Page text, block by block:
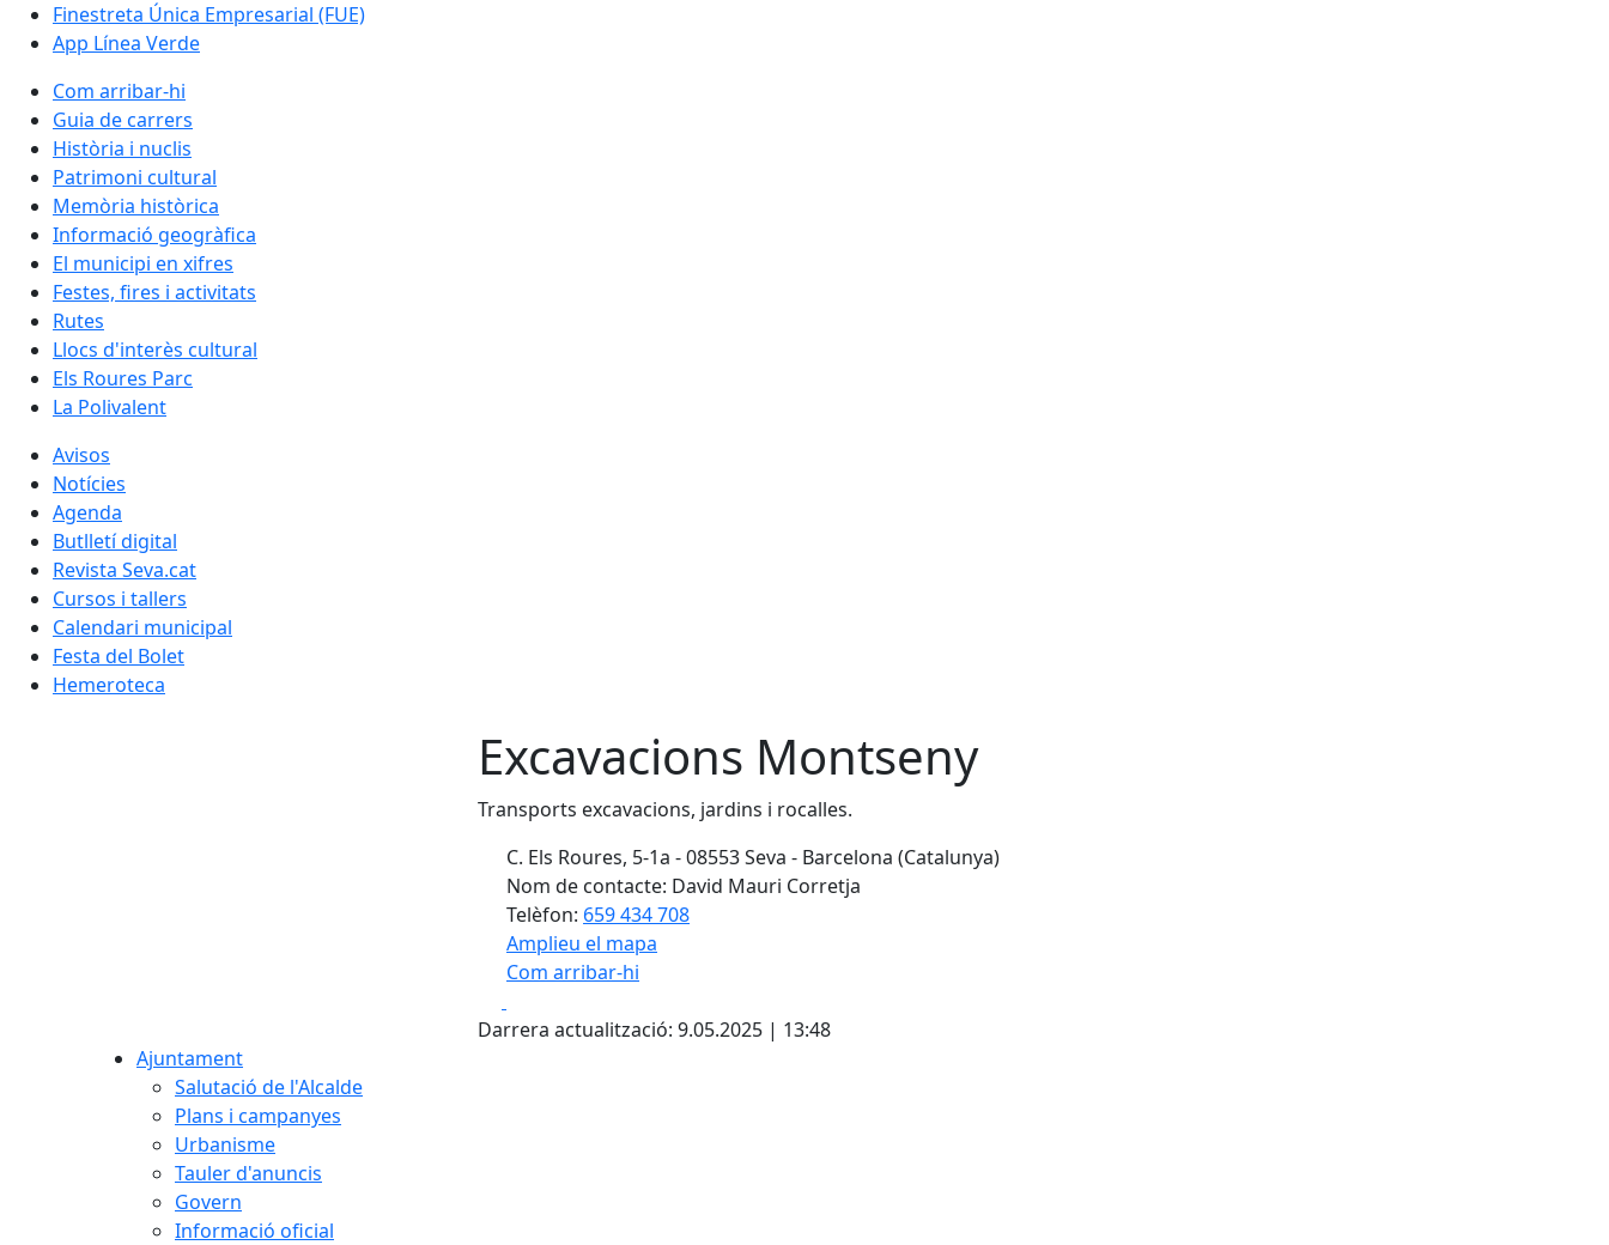
Finestreta Única Empresarial (FUE)
App Línea Verde
Com arribar-hi
Guia de carrers
Història i nuclis
Patrimoni cultural
Memòria històrica
Informació geogràfica
El municipi en xifres
Festes, fires i activitats
Rutes
Llocs d'interès cultural
Els Roures Parc
La Polivalent
Avisos
Notícies
Agenda
Butlletí digital
Revista Seva.cat
Cursos i tallers
Calendari municipal
Festa del Bolet
Hemeroteca
Excavacions Montseny
Transports excavacions, jardins i rocalles.
C. Els Roures, 5-1a - 08553 Seva - Barcelona (Catalunya)
Nom de contacte: David Mauri Corretja
Telèfon: 659 434 708
Amplieu el mapa
Com arribar-hi
+
Darrera actualització: 9.05.2025 | 13:48
Ajuntament
Salutació de l'Alcalde
Plans i campanyes
Urbanisme
Tauler d'anuncis
Govern
Informació oficial